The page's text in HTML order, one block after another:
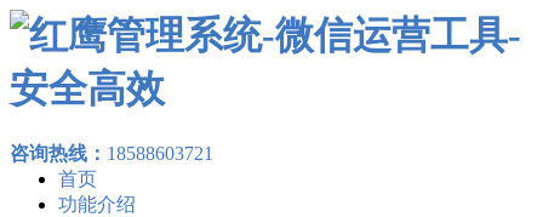
咨询热线： 18588603721
首页
功能介绍